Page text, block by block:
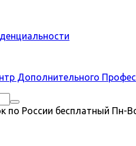
Дополнительного
по России бесплатный Пн-